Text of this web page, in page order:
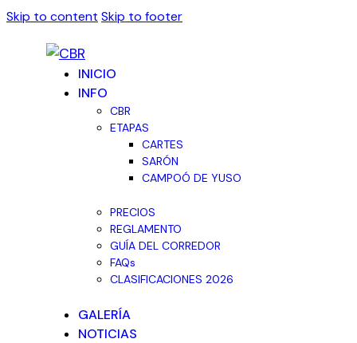
Skip to content Skip to footer
INICIO
INFO
CBR
ETAPAS
CARTES
SARÓN
CAMPOÓ DE YUSO
PRECIOS
REGLAMENTO
GUÍA DEL CORREDOR
FAQs
CLASIFICACIONES 2026
GALERÍA
NOTICIAS